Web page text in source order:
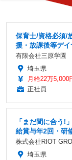
保育士/資格必須/
援・放課後等デ
有限会社三原学園
埼玉県
月給22万5,000
正社員
「まだ間に合う!
給賞与年2回・研
株式会社RIOT
埼玉県